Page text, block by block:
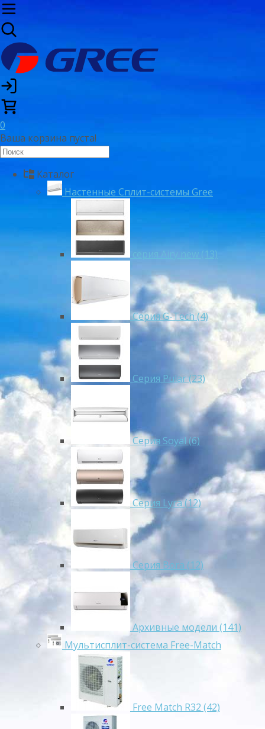
0
Ваша корзина пуста!
Каталог
Настенные Сплит-системы Gree
серия Airy new (13)
Серия G-Tech (4)
Серия Pular (23)
Cерия Soyal (6)
Серия Lyra (12)
Серия Bora (12)
Архивные модели (141)
Мультисплит-система Free-Match
Free Match R32 (42)